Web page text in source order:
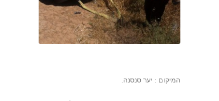
המיקום : יער סנסנה.